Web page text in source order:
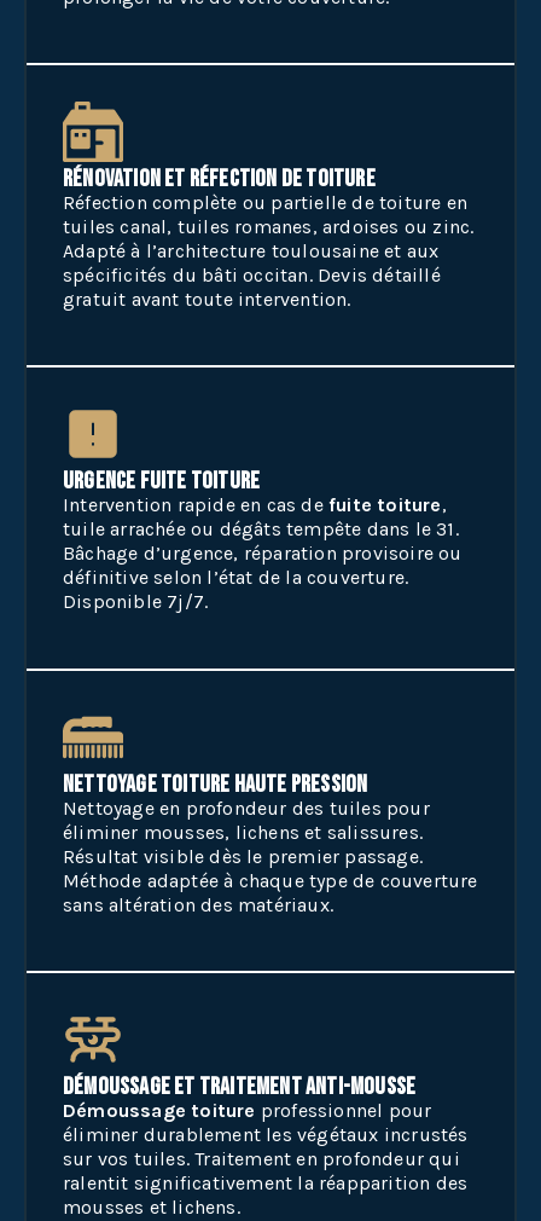
Rénovation et réfection de toiture
Réfection complète ou partielle de toiture en
tuiles canal, tuiles romanes, ardoises ou zinc.
Adapté à l’architecture toulousaine et aux
spécificités du bâti occitan. Devis détaillé
gratuit avant toute intervention.
Urgence fuite toiture
Intervention rapide en cas de fuite toiture,
tuile arrachée ou dégâts tempête dans le 31.
Bâchage d’urgence, réparation provisoire ou
définitive selon l’état de la couverture.
Disponible 7j/7.
Nettoyage toiture haute pression
Nettoyage en profondeur des tuiles pour
éliminer mousses, lichens et salissures.
Résultat visible dès le premier passage.
Méthode adaptée à chaque type de couverture
sans altération des matériaux.
Démoussage et traitement anti-mousse
Démoussage toiture professionnel pour
éliminer durablement les végétaux incrustés
sur vos tuiles. Traitement en profondeur qui
ralentit significativement la réapparition des
mousses et lichens.